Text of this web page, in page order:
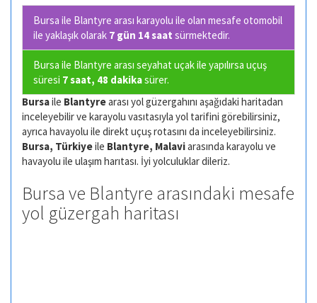
Bursa ile Blantyre arası karayolu ile olan mesafe otomobil
ile yaklaşık olarak 7 gün 14 saat sürmektedir.
Bursa ile Blantyre arası seyahat uçak ile yapılırsa uçuş
süresi 7 saat, 48 dakikasürer.
Bursaile Blantyrearası yol güzergahını aşağıdaki haritadan
inceleyebilir ve karayolu vasıtasıyla yol tarifini görebilirsiniz,
ayrıca havayolu ile direkt uçuş rotasını da inceleyebilirsiniz.
Bursa, Türkiyeile Blantyre, Malaviarasında karayolu ve
havayolu ile ulaşım harıtası. İyi yolculuklar dileriz.
Bursa ve Blantyre arasındaki mesafe
yol güzergah haritası